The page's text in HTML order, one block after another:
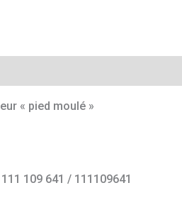
« pied moulé »
109 641 / 111109641